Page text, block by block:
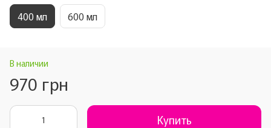
400 мл 600 мл
В наличии
970 грн
Купить